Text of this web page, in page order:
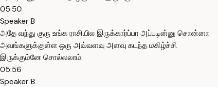
05:50
Speaker B
அதே வந்து குரு உங்க ராசியில இருக்கார்ப்பா அப்படின்னு சொன்னா
அவங்களுக்குள்ள ஒரு அவ்வளவு அளவு கடந்த மகிழ்ச்சி
இருக்கும்னே சொல்லலாம்.
05:56
Speaker B